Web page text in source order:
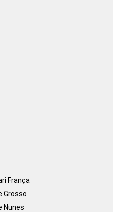
França
Grosso
Nunes